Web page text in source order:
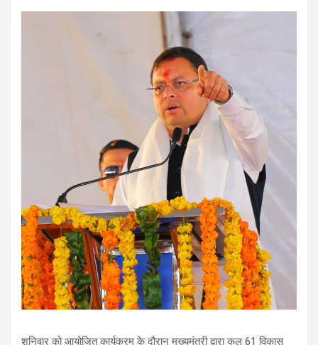
शनिवार को आयोजित कार्यक्रम के दौरान मुख्यमंत्री द्वारा कुल 61 विकास